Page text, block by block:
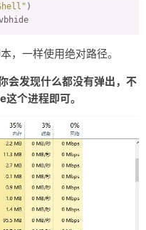
)
，一样使用绝对路径。
会发现什么都没有弹出，不
个进程即可。